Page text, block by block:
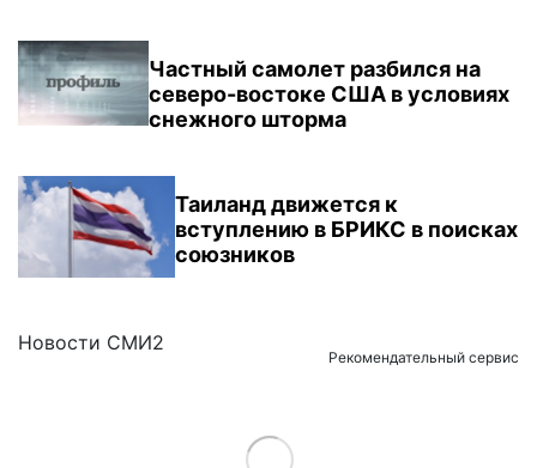
Частный самолет разбился на
северо-востоке США в условиях
снежного шторма
Таиланд движется к
вступлению в БРИКС в поисках
союзников
Новости СМИ2
Рекомендательный сервис
Load More